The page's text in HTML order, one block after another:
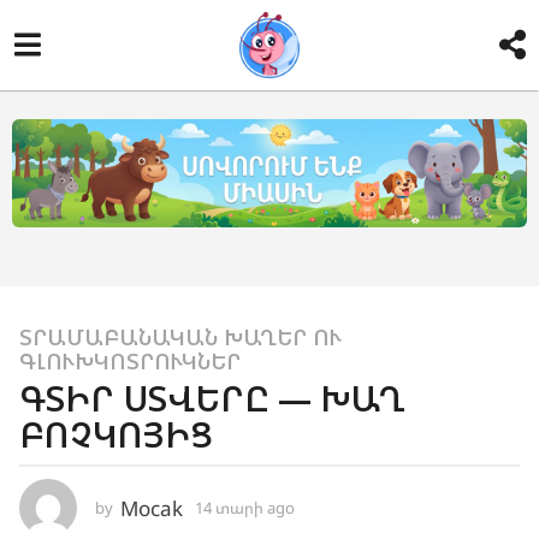
1
4
տ
ա
ի
ՏՐԱՄԱԲԱՆԱԿԱՆ ԽԱՂԵՐ ՈՒ
ԳԼՈՒԽԿՈՏՐՈՒԿՆԵՐ
ԳՏԻՐ ՍՏՎԵՐԸ — ԽԱՂ
ԲՈՉԿՈՅԻՑ
by Mocak 14 տարի ago